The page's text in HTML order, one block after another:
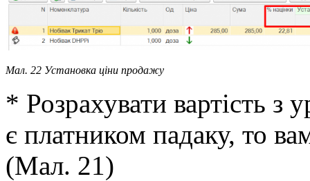
Мал. 22 Установка ціни продажу
* Розрахувати вартість з
є платником падаку, то
(Мал. 21)